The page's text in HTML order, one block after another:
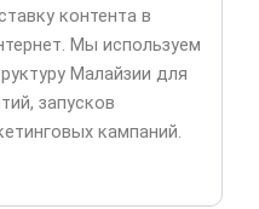
контента в
Мы используем
Малайзии для
запусков
кампаний.